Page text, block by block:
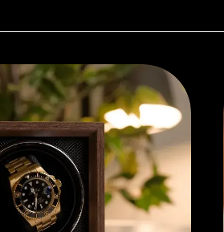
einem Einkauf von 1.000 €